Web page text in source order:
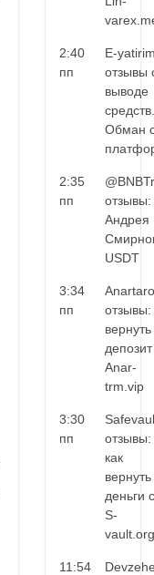
2:40
пп
E-
отзывы
выводе
средств.
Обман
2:35
пп
Андрея
USDT
3:34
пп
отзывы:
вернуть
Anar-
trm.vip
3:30
пп
отзывы:
как
вернуть
деньги с
S-
vault.org
11:54